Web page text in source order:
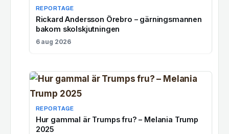
REPORTAGE
Rickard Andersson Örebro – gärningsmannen
bakom skolskjutningen
6 aug 2026
REPORTAGE
Hur gammal är Trumps fru? – Melania Trump
2025